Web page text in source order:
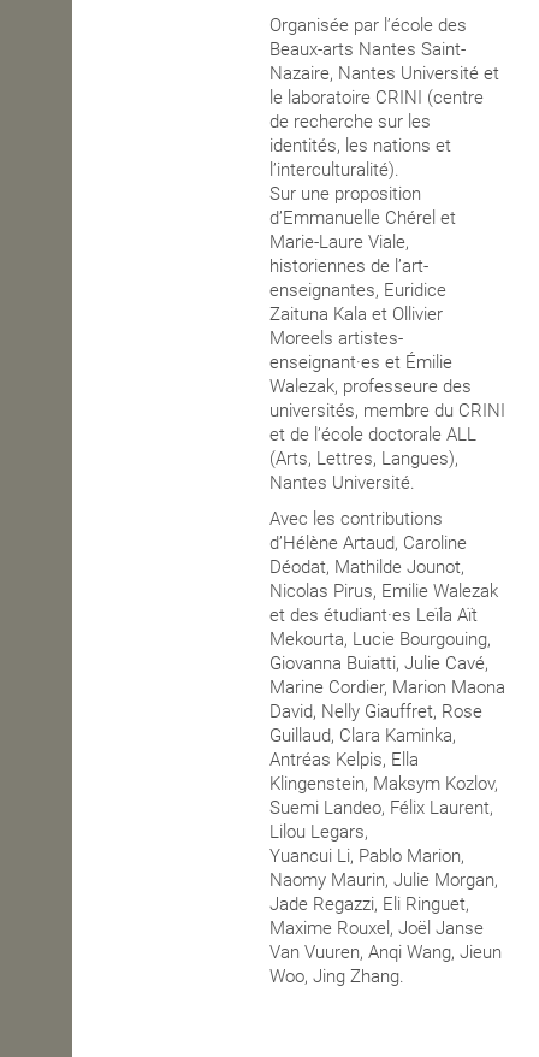
Organisée par l’école des
Beaux-arts Nantes Saint-
Nazaire, Nantes Université et
le laboratoire CRINI (centre
de recherche sur les
identités, les nations et
l’interculturalité).
Sur une proposition
d’Emmanuelle Chérel et
Marie-Laure Viale,
historiennes de l’art-
enseignantes, Euridice
Zaituna Kala et Ollivier
Moreels artistes-
enseignant·es et Émilie
Walezak, professeure des
universités, membre du CRINI
et de l’école doctorale ALL
(Arts, Lettres, Langues),
Nantes Université.
Avec les contributions
d’Hélène Artaud, Caroline
Déodat, Mathilde Jounot,
Nicolas Pirus, Emilie Walezak
et des étudiant·es Leïla Aït
Mekourta, Lucie Bourgouing,
Giovanna Buiatti, Julie Cavé,
Marine Cordier, Marion Maona
David, Nelly Giauffret, Rose
Guillaud, Clara Kaminka,
Antréas Kelpis, Ella
Klingenstein, Maksym Kozlov,
Suemi Landeo, Félix Laurent,
Lilou Legars,
Yuancui Li, Pablo Marion,
Naomy Maurin, Julie Morgan,
Jade Regazzi, Eli Ringuet,
Maxime Rouxel, Joël Janse
Van Vuuren, Anqi Wang, Jieun
Woo, Jing Zhang.